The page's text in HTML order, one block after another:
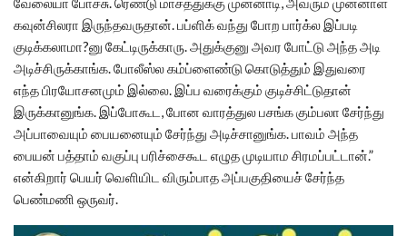
கவுன்சிலரா இருந்தவருதான். பப்ளிக் வந்து போற பார்க்ல இப்படி
குடிக்கலாமா?னு கேட்டிருக்காரு. அதுக்குனு அவர போட்டு அந்த அடி
அடிச்சிருக்காங்க. போலீஸ்ல கம்ப்ளைண்டு கொடுத்தும் இதுவரை
எந்த பிரயோசனமும் இல்லை. இப்ப வரைக்கும் குடிச்சிட்டுதான்
இருக்கானுங்க. இப்போகூட, போன வாரத்துல பசங்க கும்பலா சேர்ந்து
அப்பாவையும் பையனையும் சேர்ந்து அடிச்சானுங்க. பாவம் அந்த
பையன் பத்தாம் வகுப்பு பரிச்சைகூட எழுத முடியாம சிரமப்பட்டான்.”
என்கிறார் பெயர் வெளியிட விரும்பாத அப்பகுதியைச் சேர்ந்த
பெண்மணி ஒருவர்.